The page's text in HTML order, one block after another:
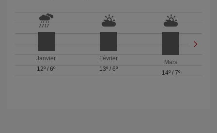
Janvier
12º /6º
Février
13º / 6º
Mars
14º/ 7º